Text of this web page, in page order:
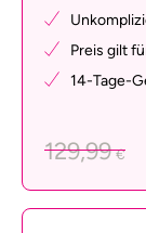
Preis gilt
14-Tage-
129,99 €